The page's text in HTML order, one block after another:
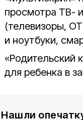
просмотра ТВ-
(телевизоры,
и ноутбуки,
«Родительский
для ребенка в
Нашли